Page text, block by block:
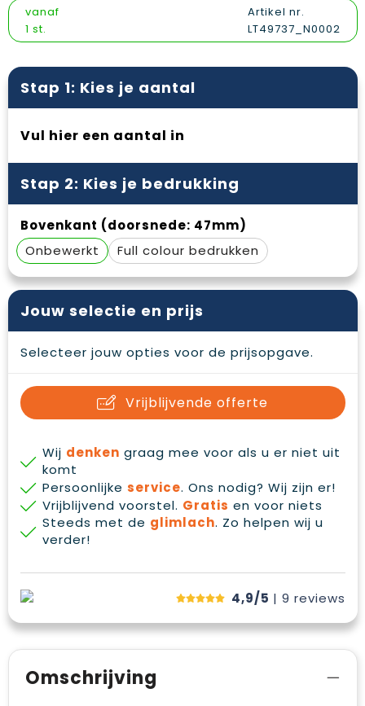
Gilets
Spellen voor binnen en buiten
Sport
Promotietassen
Reistassen
Schoudertassen
Sporttassen
Strandtassen
Tablettassen
Duffeltassen
Goodiebags
Draagtassen
Reflecterende vesten
Regenkleding
Sweaters
T-Shirts
Veiligheidssignalering en Verlichting
Veiligheidsvesten en Veiligheidshesjes
Oog- en gelaatsbescherming
Restauranttextiel
Hoofdbescherming
E.H.B.O.
vanaf
1 st.
Artikel nr.
LT49737_N0002
Stap 1: Kies je aantal
Vul hier een aantal in
Stap 2: Kies je bedrukking
Bovenkant (doorsnede: 47mm)
Onbewerkt
Full colour
Jouw selectie en prijs
Selecteer jouw opties voor de prijsopgave.
Vrijblijvende offerte
Wij denken graag mee voor als u er niet uit
komt
Persoonlijke service. Ons nodig? Wij zijn er!
Vrijblijvend voorstel. Gratis en voor niets
Steeds met de glimlach. Zo helpen wij u
verder!
4,9/5 | 9 reviews
Omschrijving